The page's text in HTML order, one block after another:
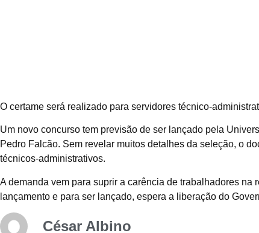
O certame será realizado para servidores técnico-
Um novo concurso tem previsão de ser lançado pela
Pedro Falcão. Sem revelar muitos detalhes da seleção, o
técnicos-administrativos.
A demanda vem para suprir a carência de trabalhadores
lançamento e para ser lançado, espera a liberação do
César Albino